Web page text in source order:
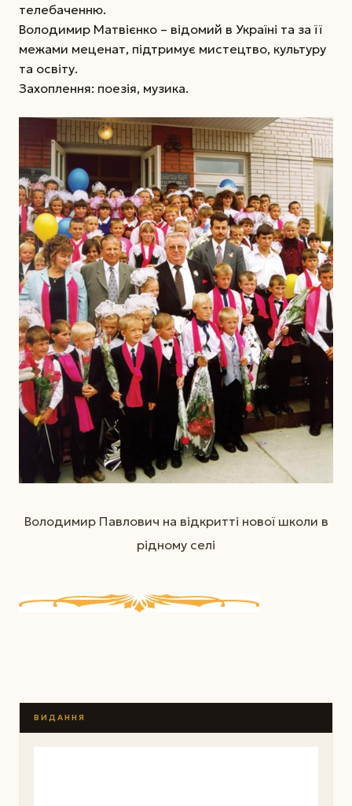
телебаченню.
Володимир Матвієнко – відомий в Україні та за її
межами меценат, підтримує мистецтво, культуру
та освіту.
Захоплення: поезія, музика.
Володимир Павлович на відкритті нової школи в
рідному селі
ВИДАННЯ